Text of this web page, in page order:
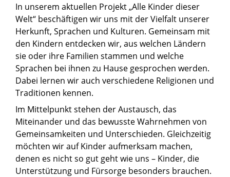
In unserem aktuellen Projekt „Alle Kinder dieser
Welt“ beschäftigen wir uns mit der Vielfalt unserer
Herkunft, Sprachen und Kulturen. Gemeinsam mit
den Kindern entdecken wir, aus welchen Ländern
sie oder ihre Familien stammen und welche
Sprachen bei ihnen zu Hause gesprochen werden.
Dabei lernen wir auch verschiedene Religionen und
Traditionen kennen.
Im Mittelpunkt stehen der Austausch, das
Miteinander und das bewusste Wahrnehmen von
Gemeinsamkeiten und Unterschieden. Gleichzeitig
möchten wir auf Kinder aufmerksam machen,
denen es nicht so gut geht wie uns – Kinder, die
Unterstützung und Fürsorge besonders brauchen.